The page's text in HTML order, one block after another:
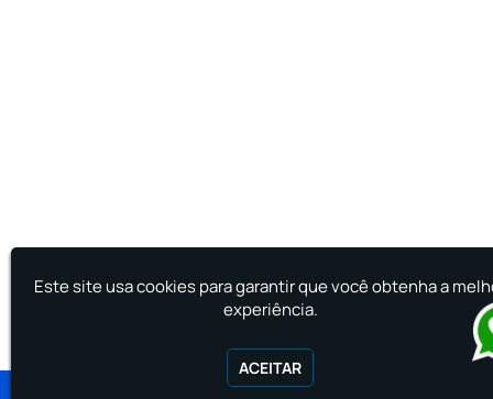
Este site usa cookies para garantir que você obtenha a
experiência.
ACEITAR